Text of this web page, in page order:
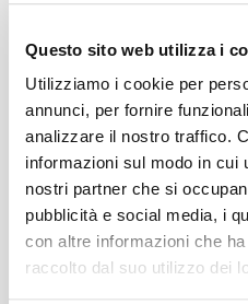
Questo sito web utilizza i
Utilizziamo i cookie per
annunci, per fornire
analizzare il nostro traffico.
informazioni sul modo in cui
nostri partner che si
pubblicità e social media, i
con altre informazioni che
raccolto dal suo utilizzo dei
giorni. Gli interventi richiesti
e altre...